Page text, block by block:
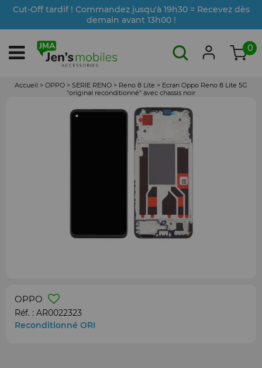
Cut-Off tardif ! Commandez jusqu'à 19h30 = Recevez dès
demain avant 13h00 !
0
Accueil > OPPO > SERIE RENO > Reno 8 Lite > Ecran Oppo Reno 8 Lite 5G
"original reconditionné" avec chassis noir
OPPO
Réf. : AR0022323
Reconditionné ORI